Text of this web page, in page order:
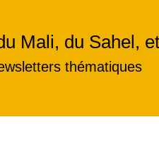
Mali, du Sahel,
thématiques